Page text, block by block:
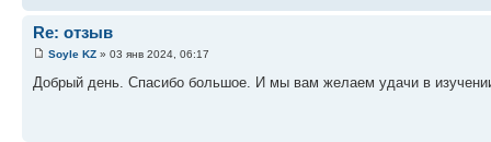
Re: отзыв
Soyle KZ » 03 янв 2024, 06:17
Добрый день. Спасибо большое. И мы вам желаем удачи в